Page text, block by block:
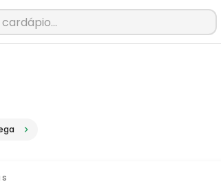
· Pediu, chegou, é